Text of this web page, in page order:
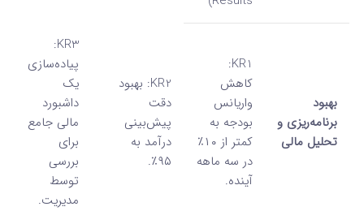
بهبود
برنامه‌ریزی و
تحلیل مالی
KR1:
کاهش
واریانس
بودجه به
کمتر از ۱۰٪
در سه ماهه
آینده.
KR2: بهبود
دقت
پیش‌بینی
درآمد به
۹۵٪.
KR3:
پیاده‌سازی
یک
داشبورد
مالی جامع
برای
بررسی
توسط
مدیریت.